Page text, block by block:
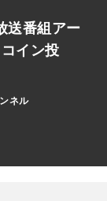
送番組アー
イン投
ネル